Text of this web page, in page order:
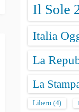
Il Sole
Italia
La
La
Libero (4)